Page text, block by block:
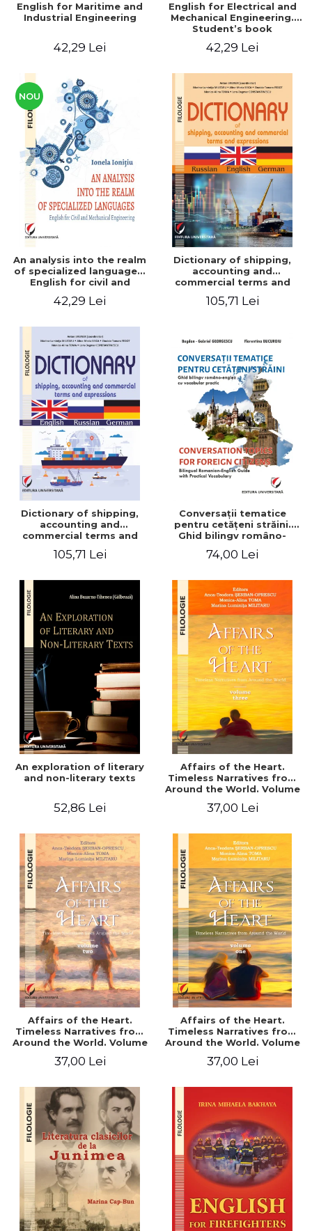
English for Maritime and
Industrial Engineering
42,29 Lei
English for Electrical and
Mechanical Engineering.
Student’s book
42,29 Lei
NOU
An analysis into the realm
of specialized languages.
English for civil and
42,29 Lei
Dictionary of shipping,
accounting and
commercial terms and
English-German
105,71 Lei
Dictionary of shipping,
accounting and
commercial terms and
Russian – German
105,71 Lei
Conversaţii tematice
pentru cetăţeni străini.
Ghid bilingv româno-
practic/Conversation
Bilingual Romanian-English
guide with practical
vocabulary
74,00 Lei
An exploration of literary
and non-literary texts
52,86 Lei
Affairs of the Heart.
Timeless Narratives from
Around the World. Volume
37,00 Lei
Affairs of the Heart.
Timeless Narratives from
Around the World. Volume
37,00 Lei
Affairs of the Heart.
Timeless Narratives from
Around the World. Volume
37,00 Lei